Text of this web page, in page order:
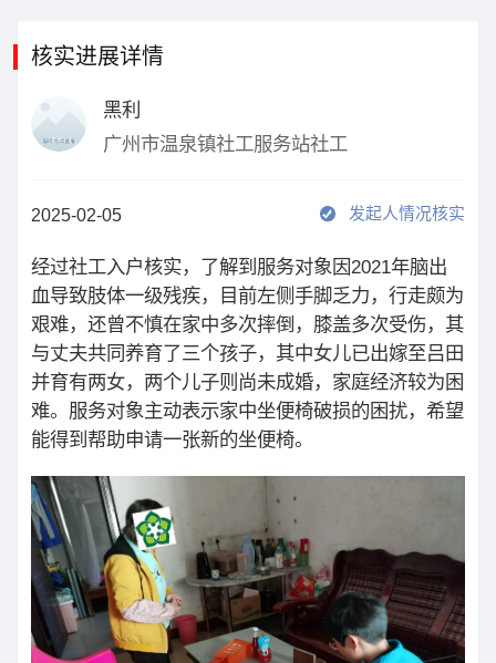
核实进展详情
黑利
广州市温泉镇社工服务站社工
2025-02-05 发起人情况核实
经过社工入户核实，了解到服务对象因2021年脑出
血导致肢体一级残疾，目前左侧手脚乏力，行走颇为
艰难，还曾不慎在家中多次摔倒，膝盖多次受伤，其
与丈夫共同养育了三个孩子，其中女儿已出嫁至吕田
并育有两女，两个儿子则尚未成婚，家庭经济较为困
难。服务对象主动表示家中坐便椅破损的困扰，希望
能得到帮助申请一张新的坐便椅。